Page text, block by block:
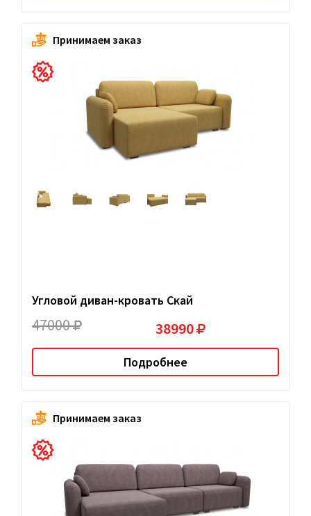
Принимаем заказ
Угловой диван-кровать Скай
47000 38990
Подробнее
Принимаем заказ